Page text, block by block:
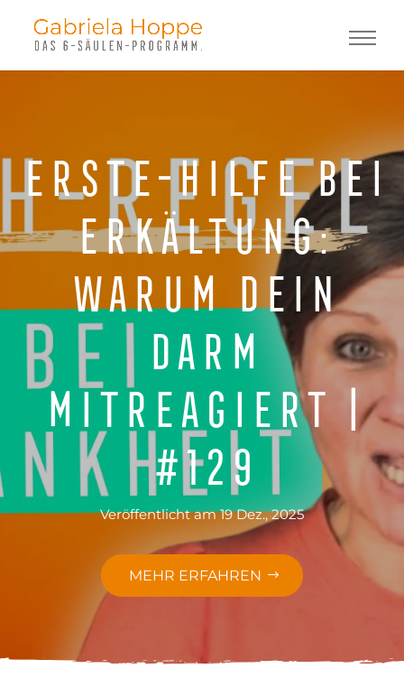
Erste-Hilfe bei
Erkältung:
Warum dein
Darm
mitreagiert |
#129
Veröffentlicht am 19 Dez., 2025
MEHR ERFAHREN